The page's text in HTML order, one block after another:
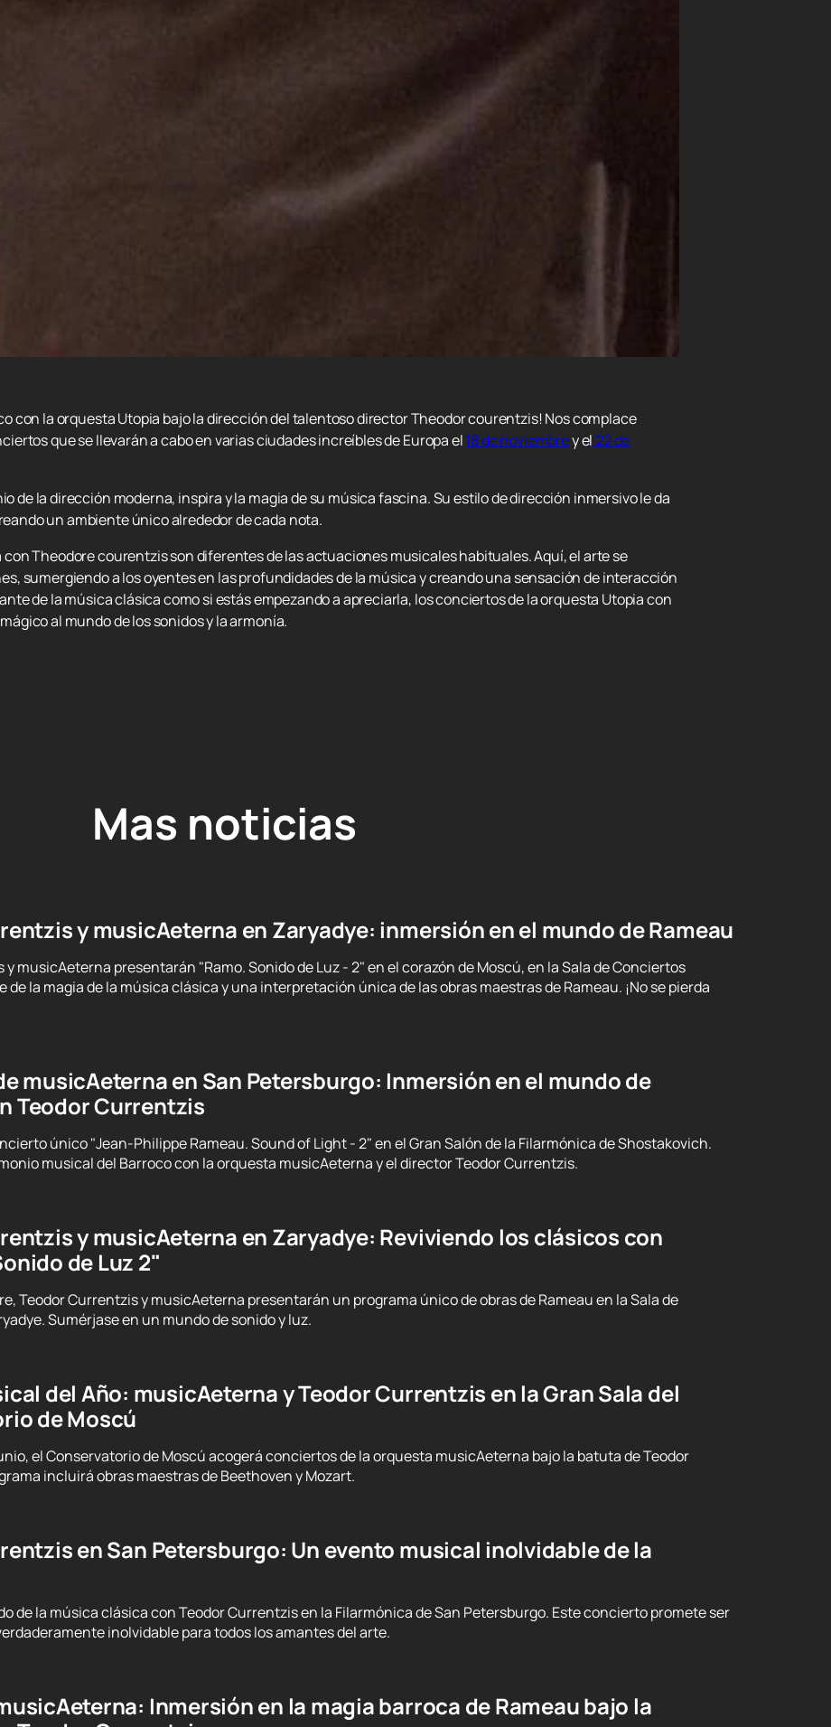
con la orquesta Utopia bajo la dirección del talentoso director Theodor courentzis! Nos complace
que se llevarán a cabo en varias ciudades increíbles de Europa el18 de noviembrey el22 de
de la dirección moderna, inspira y la magia de su música fascina. Su estilo de dirección inmersivo le da
un ambiente único alrededor de cada nota.
Theodore courentzis son diferentes de las actuaciones musicales habituales. Aquí, el arte se
sumergiendo a los oyentes en las profundidades de la música y creando una sensación de interacción
de la música clásica como si estás empezando a apreciarla, los conciertos de la orquesta Utopia con
al mundo de los sonidos y la armonía.
Mas noticias
y musicAeterna en Zaryadye: inmersión en el mundo de Rameau
musicAeterna presentarán "Ramo. Sonido de Luz - 2" en el corazón de Moscú, en la Sala de Conciertos
de la magia de la música clásica y una interpretación única de las obras maestras de Rameau. ¡No se pierda
musicAeterna en San Petersburgo: Inmersión en el mundo de
Teodor Currentzis
único "Jean-Philippe Rameau. Sound of Light - 2" en el Gran Salón de la Filarmónica de Shostakovich.
musical del Barroco con la orquesta musicAeterna y el director Teodor Currentzis.
y musicAeterna en Zaryadye: Reviviendo los clásicos con
de Luz 2"
Teodor Currentzis y musicAeterna presentarán un programa único de obras de Rameau en la Sala de
Sumérjase en un mundo de sonido y luz.
del Año: musicAeterna y Teodor Currentzis en la Gran Sala del
de Moscú
el Conservatorio de Moscú acogerá conciertos de la orquesta musicAeterna bajo la batuta de Teodor
incluirá obras maestras de Beethoven y Mozart.
en San Petersburgo: Un evento musical inolvidable de la
de la música clásica con Teodor Currentzis en la Filarmónica de San Petersburgo. Este concierto promete ser
inolvidable para todos los amantes del arte.
Inmersión en la magia barroca de Rameau bajo la